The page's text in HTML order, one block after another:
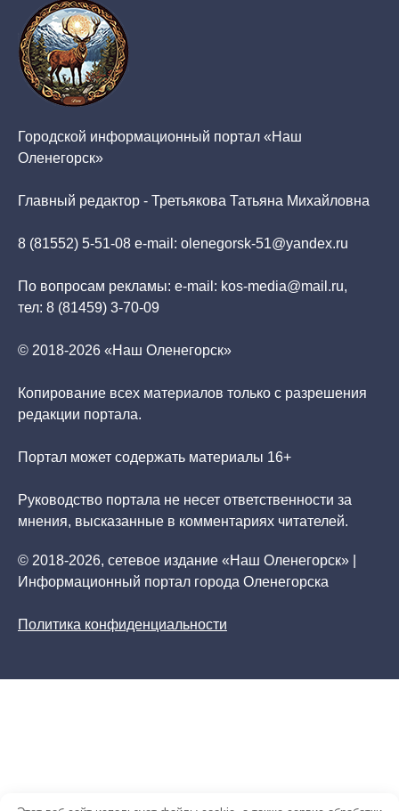
Городской информационный портал «Наш
Оленегорск»
Главный редактор - Третьякова Татьяна Михайловна
8 (81552) 5-51-08 e-mail: olenegorsk-51@yandex.ru
По вопросам рекламы: e-mail: kos-media@mail.ru,
тел: 8 (81459) 3-70-09
© 2018-2026 «Наш Оленегорск»
Копирование всех материалов только с разрешения
редакции портала.
Портал может содержать материалы 16+
Руководство портала не несет ответственности за
мнения, высказанные в комментариях читателей.
© 2018-2026, сетевое издание «Наш Оленегорск» |
Информационный портал города Оленегорска
Политика конфиденциальности